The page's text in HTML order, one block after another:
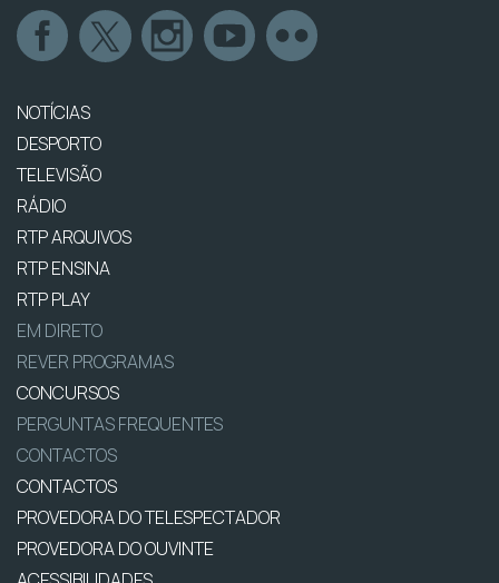
NOTÍCIAS
DESPORTO
TELEVISÃO
RÁDIO
RTP ARQUIVOS
RTP ENSINA
RTP PLAY
EM DIRETO
REVER PROGRAMAS
CONCURSOS
PERGUNTAS FREQUENTES
CONTACTOS
CONTACTOS
PROVEDORA DO TELESPECTADOR
PROVEDORA DO OUVINTE